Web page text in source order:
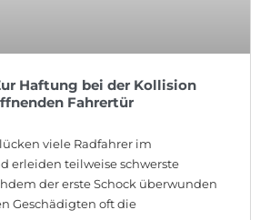
Haftung bei der Kollision
Fahrertür
viele Radfahrer im
erleiden teilweise schwerste
der erste Schock überwunden
Geschädigten oft die